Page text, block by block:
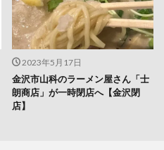
2023年5月17日
金沢市山科のラーメン屋さん「士
朗商店」が一時閉店へ【金沢閉
店】